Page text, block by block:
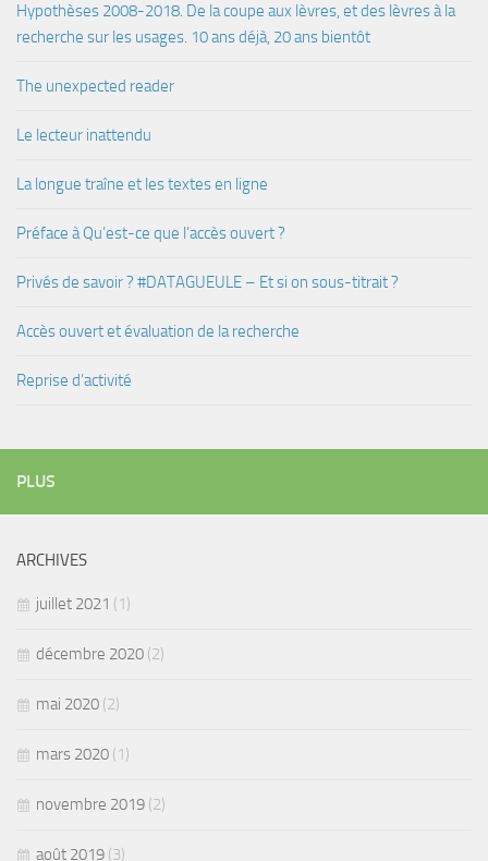
Hypothèses 2008-2018. De la coupe aux lèvres, et des lèvres à la
recherche sur les usages. 10 ans déjà, 20 ans bientôt
The unexpected reader
Le lecteur inattendu
La longue traîne et les textes en ligne
Préface à Qu’est-ce que l’accès ouvert ?
Privés de savoir ? #DATAGUEULE – Et si on sous-titrait ?
Accès ouvert et évaluation de la recherche
Reprise d’activité
PLUS
ARCHIVES
juillet 2021 (1)
décembre 2020 (2)
mai 2020 (2)
mars 2020 (1)
novembre 2019 (2)
août 2019 (3)